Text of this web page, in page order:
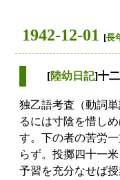
1942-12-01 [長
[陸幼日記]十
独乙語考査（動詞
るには寸陰を惜し
す。下の者の苦労
らず。投擲四十一
予習を充分なせば